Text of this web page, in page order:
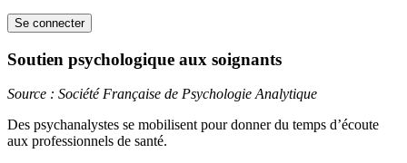
Soutien psychologique aux soignants
Source : Société Française de Psychologie Analytique
Des psychanalystes se mobilisent pour donner du temps d’écoute
aux professionnels de santé.